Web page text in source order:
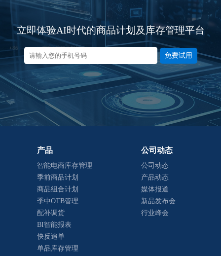
立即体验AI时代的商品计划及库存管理平台
免费试用
产品
智能电商库存管理
季前商品计划
商品组合计划
季中OTB管理
配补调货
BI智能报表
快反追单
单品库存管理
公司动态
公司动态
产品动态
媒体报道
新品发布会
行业峰会